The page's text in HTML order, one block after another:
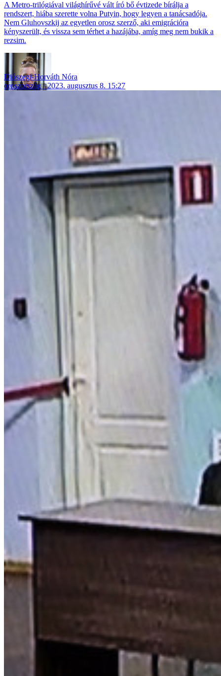
A Metro-trilógiával világhírűvé vált író bő évtizede bírálja a
rendszert, hiába szerette volna Putyin, hogy legyen a tanácsadója.
Nem Gluhovszkij az egyetlen orosz szerző, aki emigrációra
kényszerült, és vissza sem térhet a hazájába, amíg meg nem bukik a
rezsim.
Diószegi-Horváth Nóra
oroszország
2023. augusztus 8. 15:27